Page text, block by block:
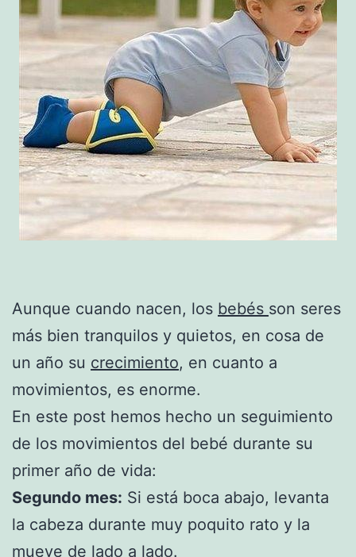
Aunque cuando nacen, los bebés son seres
más bien tranquilos y quietos, en cosa de
un año su crecimiento, en cuanto a
movimientos, es enorme.
En este post hemos hecho un seguimiento
de los movimientos del bebé durante su
primer año de vida:
Segundo mes: Si está boca abajo, levanta
la cabeza durante muy poquito rato y la
mueve de lado a lado.